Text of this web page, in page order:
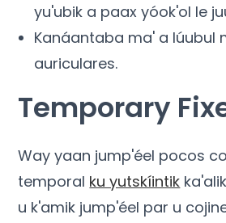
yu'ubik a paax yóok'ol le
Kanáantaba ma' a lúubul
auriculares.
Temporary
Way yaan jump'éel pocos
temporal ku yutskíintik
u k'amik jump'éel par u